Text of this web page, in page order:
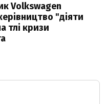
Volkswagen
"діяти
тлі кризи